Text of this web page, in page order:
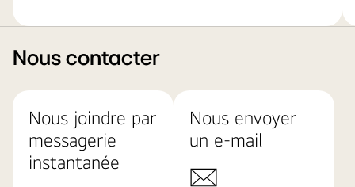
Nous contacter
Nous joindre par
messagerie
instantanée
Nous envoyer
un e-mail